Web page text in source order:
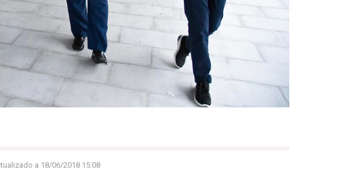
a 18/06/2018 15:08